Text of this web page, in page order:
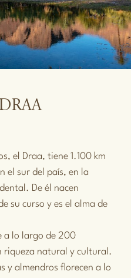
el Draa, tiene 1.100 km
el sur del país, en la
De él nacen
su curso y es el alma de
a lo largo de 200
riqueza natural y cultural.
y almendros florecen a lo